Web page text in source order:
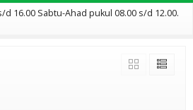
d 16.00 Sabtu-Ahad pukul 08.00 s/d 12.00.